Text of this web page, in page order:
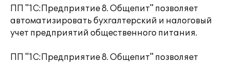
ПП "1C:Предприятие 8. Общепит" позволяет
автоматизировать бухгалтерский и налоговый
учет предприятий общественного питания.
ПП "1C:Предприятие 8. Общепит" позволяет